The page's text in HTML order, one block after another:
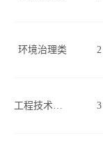
环境治理类 2
3